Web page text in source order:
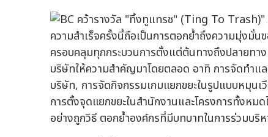
ความสำเร็จครั้งนี้ถือเป็นการตอกย้ำถึงความมุ่งมั่น
ครอบคลุมทุกกระบวนการตั้งแต่ต้นทางถึงปลายทา
บริษัทให้ความสำคัญมาโดยตลอด อาทิ การจัดทำแ
บริษัท, การจัดกิจกรรมเกมแยกขยะในรูปแบบหมุน
การตั้งจุดแยกขยะในสำนักงานและโครงการทั้งห
อย่างถูกวิธี ตอกย้ำองค์กรที่มีบทบาทในการร่วมบริ